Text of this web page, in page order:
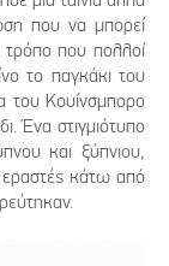
που να μπορεί
τρόπο που πολλοί
το παγκάκι του
του Κουίνσμπορο
Ένα στιγμιότυπο
και ξύπνιου,
κάτω από